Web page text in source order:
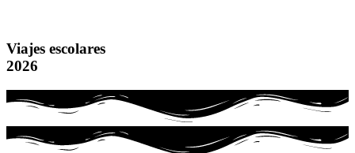
Viajes escolares
2026